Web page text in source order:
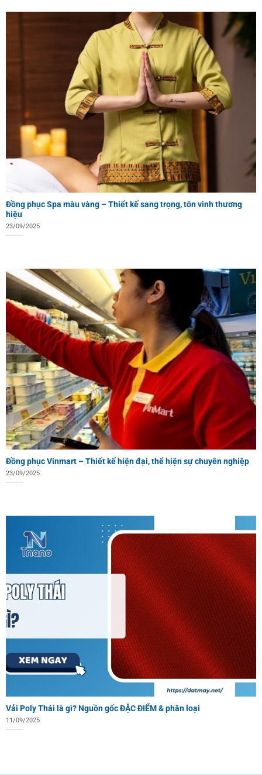
Đồng phục Spa màu vàng – Thiết kế sang trọng, tôn vinh thương
hiệu
23/09/2025
Đồng phục Vinmart – Thiết kế hiện đại, thể hiện sự chuyên nghiệp
23/09/2025
Vải Poly Thái là gì? Nguồn gốc ĐẶC ĐIỂM & phân loại
11/09/2025